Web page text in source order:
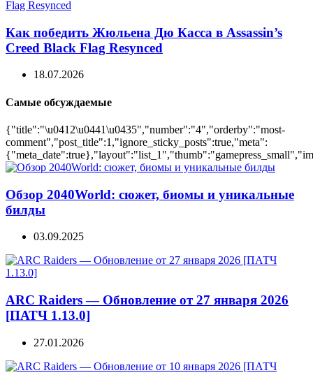
Как победить Жюльена Дю Касса в Assassin’s
Creed Black Flag Resynced
18.07.2026
Самые обсуждаемые
{"title":"\u0412\u0441\u0435","number":"4","orderby":"most-
comment","post_title":1,"ignore_sticky_posts":true,"meta":
Обзор 2040World: сюжет, биомы и уникальные
билды
03.09.2025
ARC Raiders — Обновление от 27 января 2026
[ПАТЧ 1.13.0]
27.01.2026